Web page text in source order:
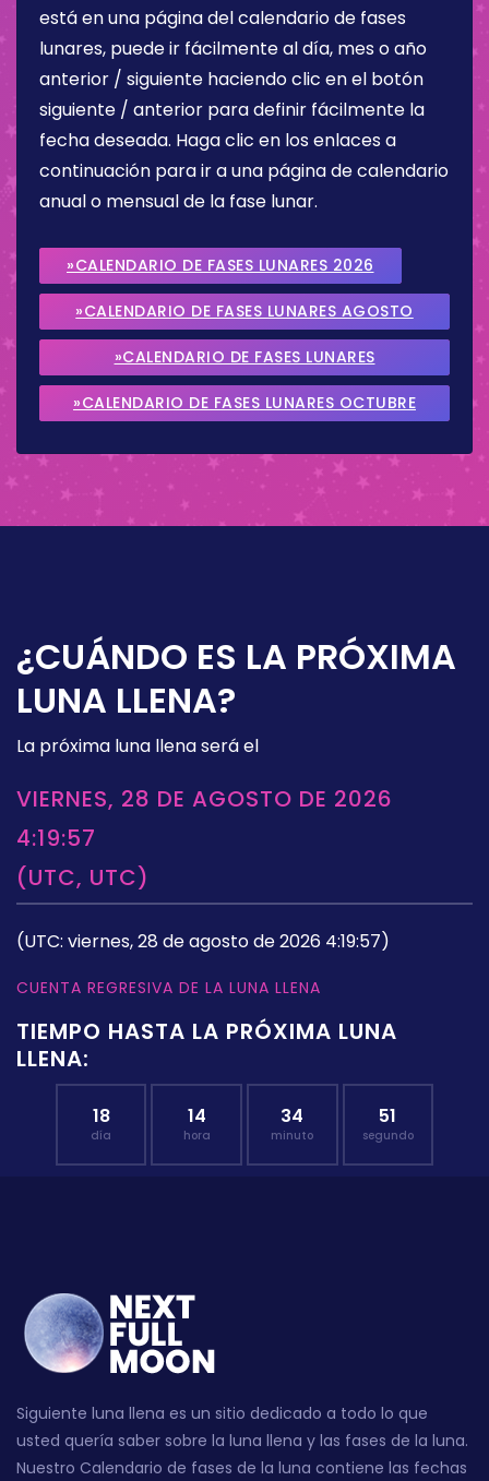
está en una página del calendario de fases
lunares, puede ir fácilmente al día, mes o año
anterior / siguiente haciendo clic en el botón
siguiente / anterior para definir fácilmente la
fecha deseada. Haga clic en los enlaces a
continuación para ir a una página de calendario
anual o mensual de la fase lunar.
»CALENDARIO DE FASES LUNARES 2026
»CALENDARIO DE FASES LUNARES AGOSTO
2026
»CALENDARIO DE FASES LUNARES
SEPTIEMBRE 2026
»CALENDARIO DE FASES LUNARES OCTUBRE
¿CUÁNDO ES LA PRÓXIMA
LUNA LLENA?
La próxima luna llena será el
VIERNES, 28 DE AGOSTO DE 2026
4:19:57
(UTC, UTC)
(UTC: viernes, 28 de agosto de 2026 4:19:57)
CUENTA REGRESIVA DE LA LUNA LLENA
TIEMPO HASTA LA PRÓXIMA LUNA
LLENA:
18
día
14
hora
34
minuto
51
segundo
Siguiente luna llena es un sitio dedicado a todo lo que
usted quería saber sobre la luna llena y las fases de la luna.
Nuestro Calendario de fases de la luna contiene las fechas